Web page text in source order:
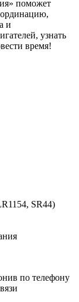
поможет
и
узнать
время!
SR44)
по телефону